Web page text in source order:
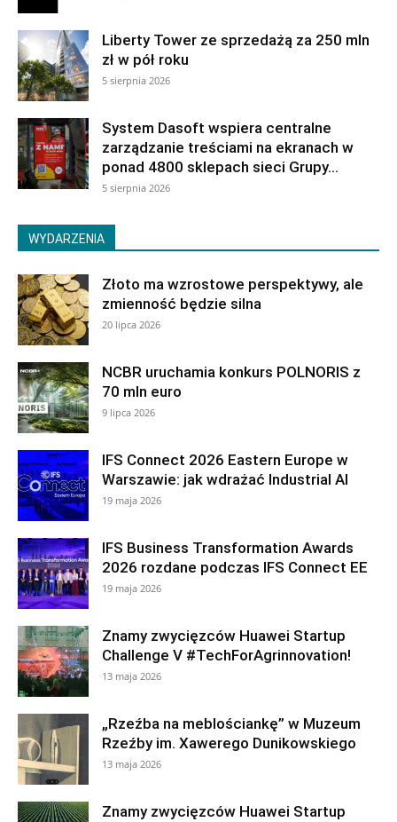
Liberty Tower ze sprzedażą za 250 mln
zł w pół roku
5 sierpnia 2026
System Dasoft wspiera centralne
zarządzanie treściami na ekranach w
ponad 4800 sklepach sieci Grupy...
5 sierpnia 2026
WYDARZENIA
Złoto ma wzrostowe perspektywy, ale
zmienność będzie silna
20 lipca 2026
NCBR uruchamia konkurs POLNORIS z
70 mln euro
9 lipca 2026
IFS Connect 2026 Eastern Europe w
Warszawie: jak wdrażać Industrial AI
19 maja 2026
IFS Business Transformation Awards
2026 rozdane podczas IFS Connect EE
19 maja 2026
Znamy zwycięzców Huawei Startup
Challenge V #TechForAgrinnovation!
13 maja 2026
„Rzeźba na meblościankę” w Muzeum
Rzeźby im. Xawerego Dunikowskiego
13 maja 2026
Znamy zwycięzców Huawei Startup